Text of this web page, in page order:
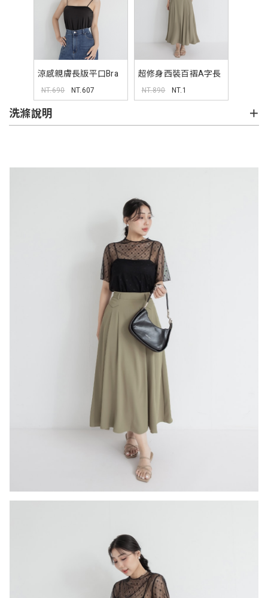
涼感親膚長版平口Bra
背心 Pobra
NT.690 NT.607
超修身西裝百褶A字長
裙 MISS
NT.890 NT.1
洗滌說明